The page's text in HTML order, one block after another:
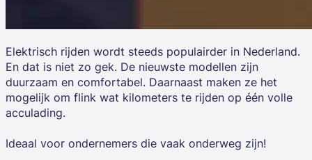
Elektrisch rijden wordt steeds populairder in Nederland.
En dat is niet zo gek. De nieuwste modellen zijn
duurzaam en comfortabel. Daarnaast maken ze het
mogelijk om flink wat kilometers te rijden op één volle
acculading.
Ideaal voor ondernemers die vaak onderweg zijn!